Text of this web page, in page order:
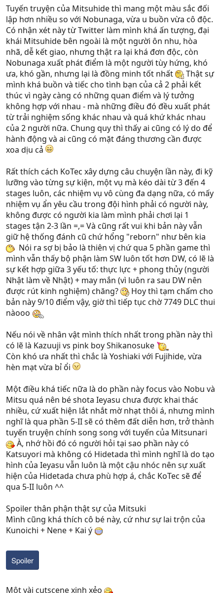
Tuyến truyện của Mitsuhide thì mang một màu sắc đối
lập hơn nhiều so với Nobunaga, vừa u buồn vừa cô độc.
Có nhận xét này từ Twitter làm mình khá ấn tượng, đại
khái Mitsuhide bên ngoài là một người ôn nhu, hòa
nhã, dễ kết giao, nhưng thật ra lại khá đơn độc, còn
Nobunaga xuất phát điểm là một người tùy hứng, khó
ưa, khó gần, nhưng lại là đồng minh tốt nhất
Thật sự
mình khá buồn và tiếc cho tình bạn của cả 2 phải kết
thúc vì ngày càng có những quan điểm và lý tưởng
không hợp với nhau - mà những điều đó đều xuất phát
từ trải nghiệm sống khác nhau và quá khứ khác nhau
của 2 người nữa. Chung quy thì thấy ai cũng có lý do để
hành động và ai cũng có mặt đáng thương cần được
xoa dịu cả
Rất thích cách KoTec xây dựng câu chuyện lần này, đi kỹ
lưỡng vào từng sự kiện, một vụ mà kéo dài từ 3 đến 4
stages luôn, các nhiệm vụ vô cùng đa dạng nữa, có mấy
nhiệm vụ ẩn yêu cầu trong đội hình phải có người này,
không được có người kia làm mình phải chơi lại 1
stages tận 2-3 lần =,= Và cũng rất vui khi bản này vẫn
giữ hệ thống đánh cũ chứ hổng "reborn" như bên kia
Nói ra sợ bị bảo là thiên vị chứ qua 5 phần game thì
mình vẫn thấy bộ phận làm SW luôn tốt hơn DW, có lẽ là
sự kết hợp giữa 3 yếu tố: thực lực + phong thủy (người
Nhật làm về Nhật) + may mắn (vì luôn ra sau DW nên
được rút kinh nghiệm) chăng?
Hoy thì tạm chấm cho
bản này 9/10 điểm vậy, giờ thì tiếp tục chờ 7749 DLC thui
nàooo
Nếu nói về nhân vật mình thích nhất trong phần này thì
có lẽ là Kazuuji vs pink boy Shikanosuke
Còn khó ưa nhất thì chắc là Yoshiaki với Fujihide, vừa
hèn mạt vừa bỉ ổi
Một điều khá tiếc nữa là do phần này focus vào Nobu và
Mitsu quá nên bé shota Ieyasu chưa được khai thác
nhiều, cứ xuất hiện lắt nhắt mờ nhạt thôi á, nhưng mình
nghĩ là qua phần 5-II sẽ có thêm đất diễn hơn, trở thành
tuyến truyện chính song song với tuyến của Mitsunari
À, nhớ hồi đó có người hỏi tại sao phần này có
Katsuyori mà không có Hidetada thì mình nghĩ là do tạo
hình của Ieyasu vẫn luôn là một cậu nhóc nên sự xuất
hiện của Hidetada chưa phù hợp á, chắc KoTec sẽ để
qua 5-II luôn ^^
Spoiler thân phận thật sự của Mitsuki
Mình cũng khá thích cô bé này, cứ như sự lai trộn của
Kunoichi + Nene + Kai ý
Spoiler
Một vài cutscene xinh xẻo